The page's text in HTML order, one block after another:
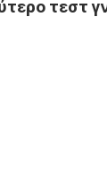
τεστ